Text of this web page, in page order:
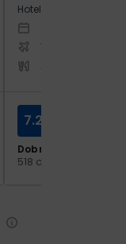
Hotel:
Warszawa -
Dobry
518 opinii
7.2